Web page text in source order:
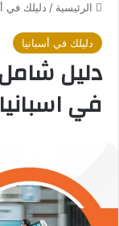
الرئيسية / دليلك في
دليلك في أسبانيا
دليل
في اسبانيا